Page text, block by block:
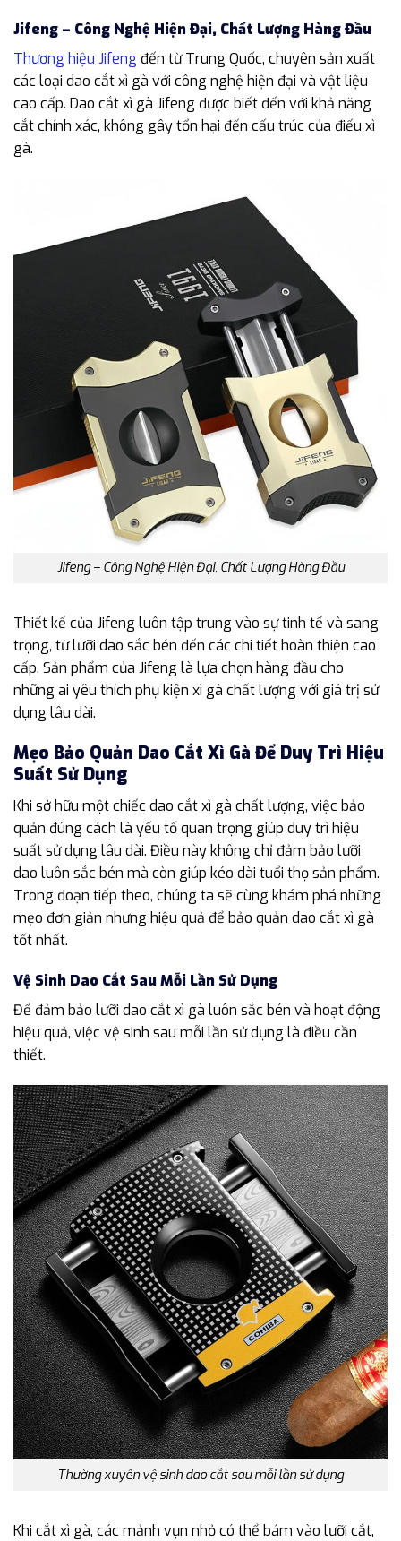
Jifeng – Công Nghệ Hiện Đại, Chất Lượng Hàng Đầu
Thương hiệu Jifeng đến từ Trung Quốc, chuyên sản xuất
các loại dao cắt xì gà với công nghệ hiện đại và vật liệu
cao cấp. Dao cắt xì gà Jifeng được biết đến với khả năng
cắt chính xác, không gây tổn hại đến cấu trúc của điếu xì
gà.
Jifeng – Công Nghệ Hiện Đại, Chất Lượng Hàng Đầu
Thiết kế của Jifeng luôn tập trung vào sự tinh tế và sang
trọng, từ lưỡi dao sắc bén đến các chi tiết hoàn thiện cao
cấp. Sản phẩm của Jifeng là lựa chọn hàng đầu cho
những ai yêu thích phụ kiện xì gà chất lượng với giá trị sử
dụng lâu dài.
Mẹo Bảo Quản Dao Cắt Xì Gà Để Duy Trì Hiệu
Suất Sử Dụng
Khi sở hữu một chiếc dao cắt xì gà chất lượng, việc bảo
quản đúng cách là yếu tố quan trọng giúp duy trì hiệu
suất sử dụng lâu dài. Điều này không chỉ đảm bảo lưỡi
dao luôn sắc bén mà còn giúp kéo dài tuổi thọ sản phẩm.
Trong đoạn tiếp theo, chúng ta sẽ cùng khám phá những
mẹo đơn giản nhưng hiệu quả để bảo quản dao cắt xì gà
tốt nhất.
Vệ Sinh Dao Cắt Sau Mỗi Lần Sử Dụng
Để đảm bảo lưỡi dao cắt xì gà luôn sắc bén và hoạt động
hiệu quả, việc vệ sinh sau mỗi lần sử dụng là điều cần
thiết.
Thường xuyên vệ sinh dao cắt sau mỗi lần sử dụng
Khi cắt xì gà, các mảnh vụn nhỏ có thể bám vào lưỡi cắt,